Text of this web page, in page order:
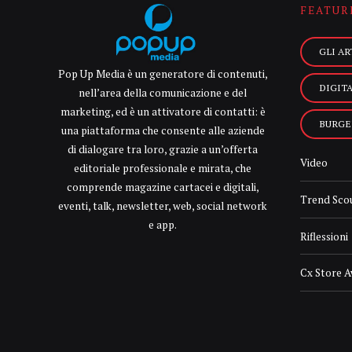
Pop Up Media è un generatore di contenuti,
nell’area della comunicazione e del
marketing, ed è un attivatore di contatti: è
una piattaforma che consente alle aziende
di dialogare tra loro, grazie a un’offerta
editoriale professionale e mirata, che
comprende magazine cartacei e digitali,
eventi, talk, newsletter, web, social network
e app.
GLI
Video
Trend
Riflessioni
Cx Store